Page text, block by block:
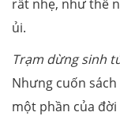
rất nhẹ, như thể
ủi.
Trạm dừng sinh
Nhưng cuốn
một phần của